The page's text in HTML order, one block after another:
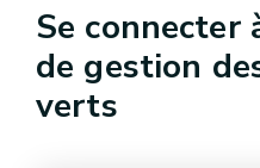
Se connecter
de gestion
verts